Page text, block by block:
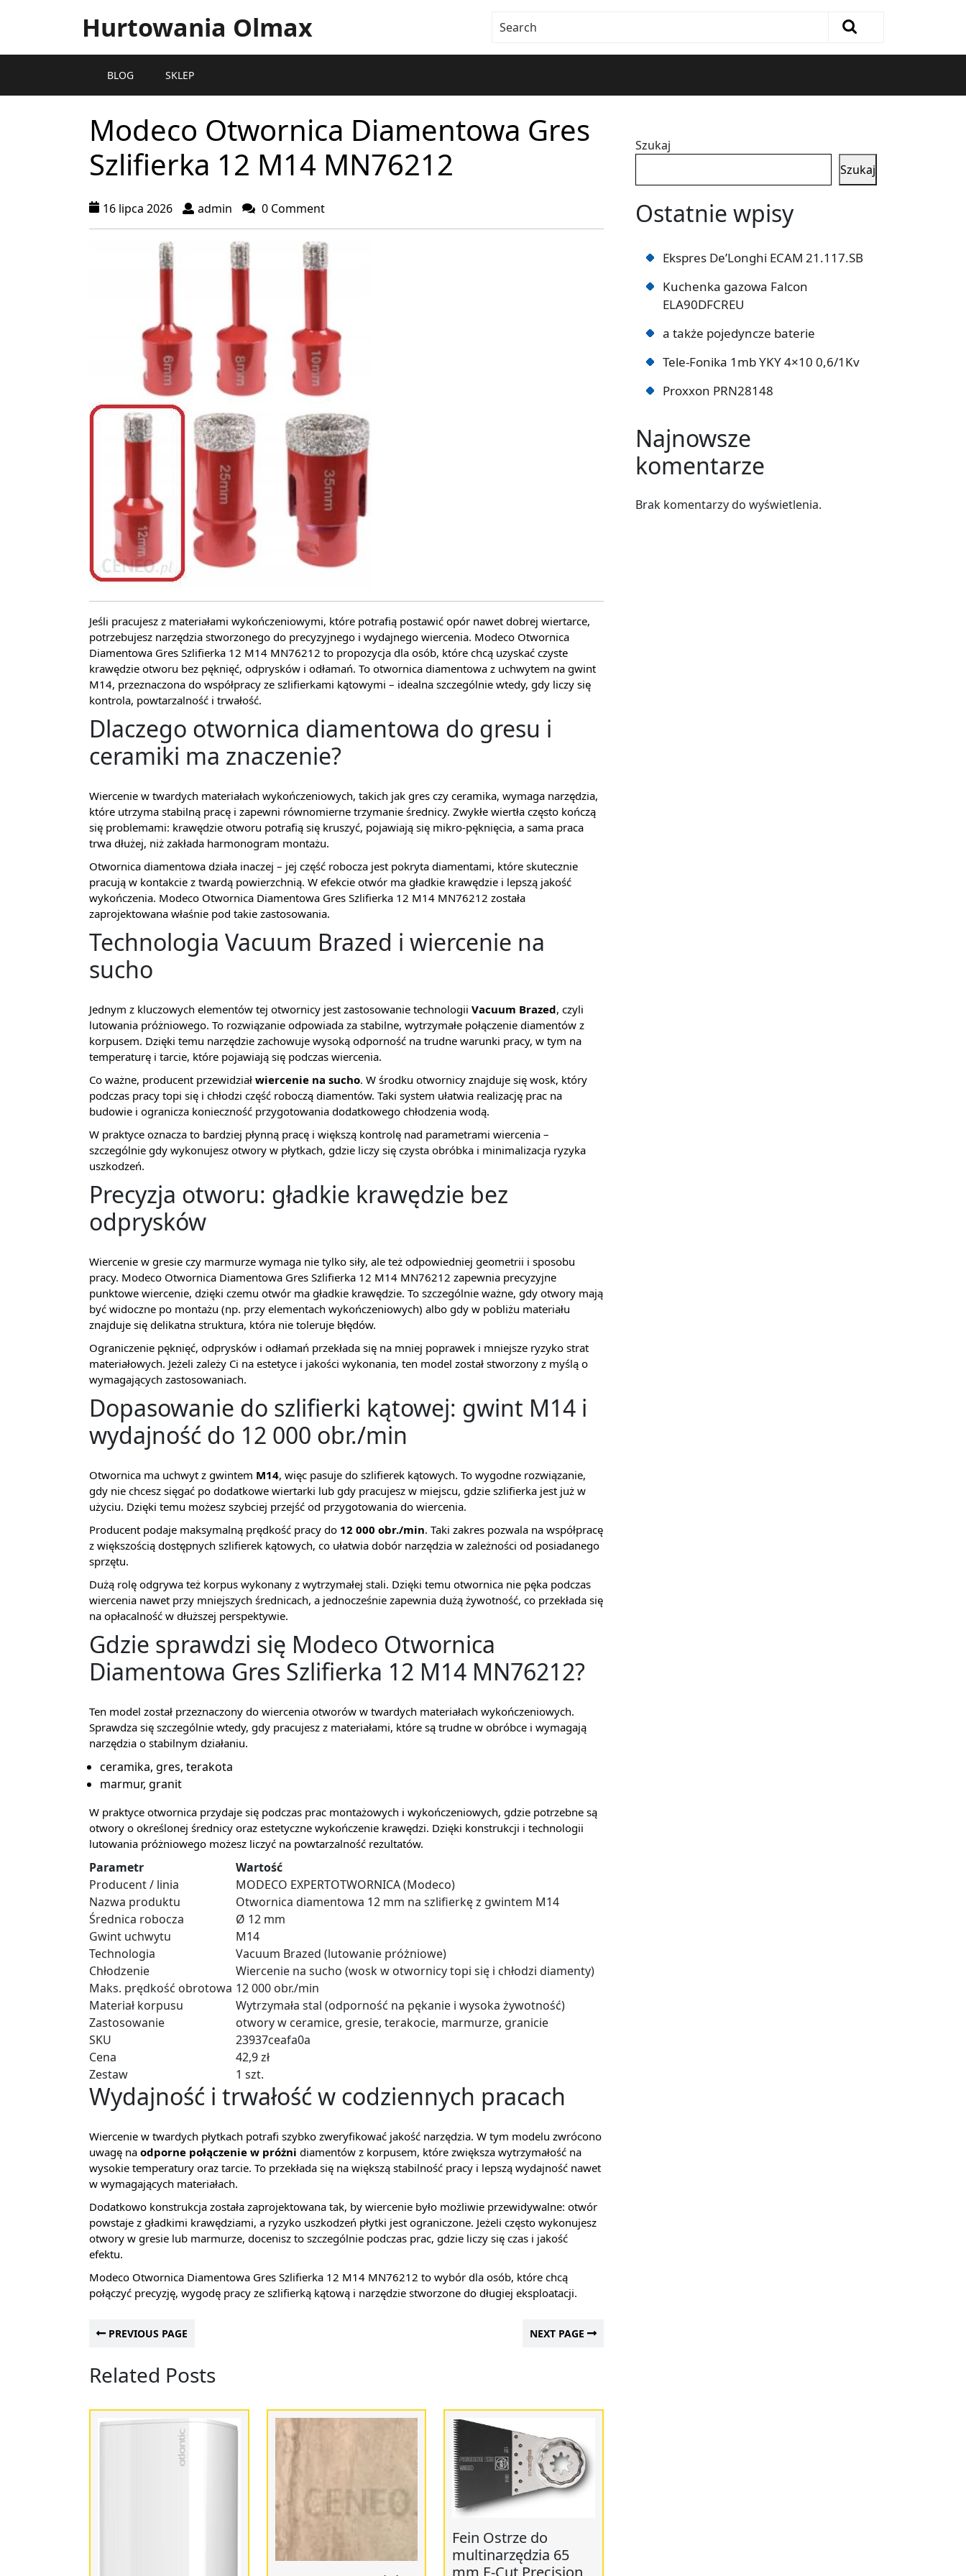
Hurtowania Olmax
BLOG SKLEP
Modeco Otwornica Diamentowa Gres
Szlifierka 12 M14 MN76212
16 lipca 2026 admin 0 Comment
Jeśli pracujesz z materiałami wykończeniowymi, które potrafią postawić opór nawet dobrej wiertarce,
potrzebujesz narzędzia stworzonego do precyzyjnego i wydajnego wiercenia. Modeco Otwornica
Diamentowa Gres Szlifierka 12 M14 MN76212 to propozycja dla osób, które chcą uzyskać czyste
krawędzie otworu bez pęknięć, odprysków i odłamań. To otwornica diamentowa z uchwytem na gwint
M14, przeznaczona do współpracy ze szlifierkami kątowymi – idealna szczególnie wtedy, gdy liczy się
kontrola, powtarzalność i trwałość.
Dlaczego otwornica diamentowa do gresu i
ceramiki ma znaczenie?
Wiercenie w twardych materiałach wykończeniowych, takich jak gres czy ceramika, wymaga narzędzia,
które utrzyma stabilną pracę i zapewni równomierne trzymanie średnicy. Zwykłe wiertła często kończą
się problemami: krawędzie otworu potrafią się kruszyć, pojawiają się mikro-pęknięcia, a sama praca
trwa dłużej, niż zakłada harmonogram montażu.
Otwornica diamentowa działa inaczej – jej część robocza jest pokryta diamentami, które skutecznie
pracują w kontakcie z twardą powierzchnią. W efekcie otwór ma gładkie krawędzie i lepszą jakość
wykończenia. Modeco Otwornica Diamentowa Gres Szlifierka 12 M14 MN76212 została
zaprojektowana właśnie pod takie zastosowania.
Technologia Vacuum Brazed i wiercenie na
sucho
Jednym z kluczowych elementów tej otwornicy jest zastosowanie technologii Vacuum Brazed, czyli
lutowania próżniowego. To rozwiązanie odpowiada za stabilne, wytrzymałe połączenie diamentów z
korpusem. Dzięki temu narzędzie zachowuje wysoką odporność na trudne warunki pracy, w tym na
temperaturę i tarcie, które pojawiają się podczas wiercenia.
Co ważne, producent przewidział wiercenie na sucho. W środku otwornicy znajduje się wosk, który
podczas pracy topi się i chłodzi część roboczą diamentów. Taki system ułatwia realizację prac na
budowie i ogranicza konieczność przygotowania dodatkowego chłodzenia wodą.
W praktyce oznacza to bardziej płynną pracę i większą kontrolę nad parametrami wiercenia –
szczególnie gdy wykonujesz otwory w płytkach, gdzie liczy się czysta obróbka i minimalizacja ryzyka
uszkodzeń.
Precyzja otworu: gładkie krawędzie bez
odprysków
Wiercenie w gresie czy marmurze wymaga nie tylko siły, ale też odpowiedniej geometrii i sposobu
pracy. Modeco Otwornica Diamentowa Gres Szlifierka 12 M14 MN76212 zapewnia precyzyjne
punktowe wiercenie, dzięki czemu otwór ma gładkie krawędzie. To szczególnie ważne, gdy otwory mają
być widoczne po montażu (np. przy elementach wykończeniowych) albo gdy w pobliżu materiału
znajduje się delikatna struktura, która nie toleruje błędów.
Ograniczenie pęknięć, odprysków i odłamań przekłada się na mniej poprawek i mniejsze ryzyko strat
materiałowych. Jeżeli zależy Ci na estetyce i jakości wykonania, ten model został stworzony z myślą o
wymagających zastosowaniach.
Dopasowanie do szlifierki kątowej: gwint M14 i
wydajność do 12 000 obr./min
Otwornica ma uchwyt z gwintem M14, więc pasuje do szlifierek kątowych. To wygodne rozwiązanie,
gdy nie chcesz sięgać po dodatkowe wiertarki lub gdy pracujesz w miejscu, gdzie szlifierka jest już w
użyciu. Dzięki temu możesz szybciej przejść od przygotowania do wiercenia.
Producent podaje maksymalną prędkość pracy do 12 000 obr./min. Taki zakres pozwala na współpracę
z większością dostępnych szlifierek kątowych, co ułatwia dobór narzędzia w zależności od posiadanego
sprzętu.
Dużą rolę odgrywa też korpus wykonany z wytrzymałej stali. Dzięki temu otwornica nie pęka podczas
wiercenia nawet przy mniejszych średnicach, a jednocześnie zapewnia dużą żywotność, co przekłada się
na opłacalność w dłuższej perspektywie.
Gdzie sprawdzi się Modeco Otwornica
Diamentowa Gres Szlifierka 12 M14 MN76212?
Ten model został przeznaczony do wiercenia otworów w twardych materiałach wykończeniowych.
Sprawdza się szczególnie wtedy, gdy pracujesz z materiałami, które są trudne w obróbce i wymagają
narzędzia o stabilnym działaniu.
ceramika, gres, terakota
marmur, granit
W praktyce otwornica przydaje się podczas prac montażowych i wykończeniowych, gdzie potrzebne są
otwory o określonej średnicy oraz estetyczne wykończenie krawędzi. Dzięki konstrukcji i technologii
lutowania próżniowego możesz liczyć na powtarzalność rezultatów.
Parametr
Wartość
Producent / linia
MODECO EXPERTOTWORNICA (Modeco)
Nazwa produktu
Otwornica diamentowa 12 mm na szlifierkę z gwintem M14
Średnica robocza
Ø 12 mm
Gwint uchwytu
M14
Technologia
Vacuum Brazed (lutowanie próżniowe)
Chłodzenie
Wiercenie na sucho (wosk w otwornicy topi się i chłodzi diamenty)
Maks. prędkość obrotowa 12 000 obr./min
Materiał korpusu
Wytrzymała stal (odporność na pękanie i wysoka żywotność)
Zastosowanie
otwory w ceramice, gresie, terakocie, marmurze, granicie
SKU
23937ceafa0a
Cena
42,9 zł
Zestaw
1 szt.
Wydajność i trwałość w codziennych pracach
Wiercenie w twardych płytkach potrafi szybko zweryfikować jakość narzędzia. W tym modelu zwrócono
uwagę na odporne połączenie w próżni diamentów z korpusem, które zwiększa wytrzymałość na
wysokie temperatury oraz tarcie. To przekłada się na większą stabilność pracy i lepszą wydajność nawet
w wymagających materiałach.
Dodatkowo konstrukcja została zaprojektowana tak, by wiercenie było możliwie przewidywalne: otwór
powstaje z gładkimi krawędziami, a ryzyko uszkodzeń płytki jest ograniczone. Jeżeli często wykonujesz
otwory w gresie lub marmurze, docenisz to szczególnie podczas prac, gdzie liczy się czas i jakość
efektu.
Modeco Otwornica Diamentowa Gres Szlifierka 12 M14 MN76212 to wybór dla osób, które chcą
połączyć precyzję, wygodę pracy ze szlifierką kątową i narzędzie stworzone do długiej eksploatacji.
PREVIOUS PAGE NEXT PAGE
Related Posts
Fein Ostrze do
multinarzędzia 65
Szukaj
Szukaj
Ostatnie wpisy
Ekspres De’Longhi ECAM 21.117.SB
Kuchenka gazowa Falcon
ELA90DFCREU
a także pojedyncze baterie
Tele-Fonika 1mb YKY 4×10 0,6/1Kv
Proxxon PRN28148
Najnowsze
komentarze
Brak komentarzy do wyświetlenia.